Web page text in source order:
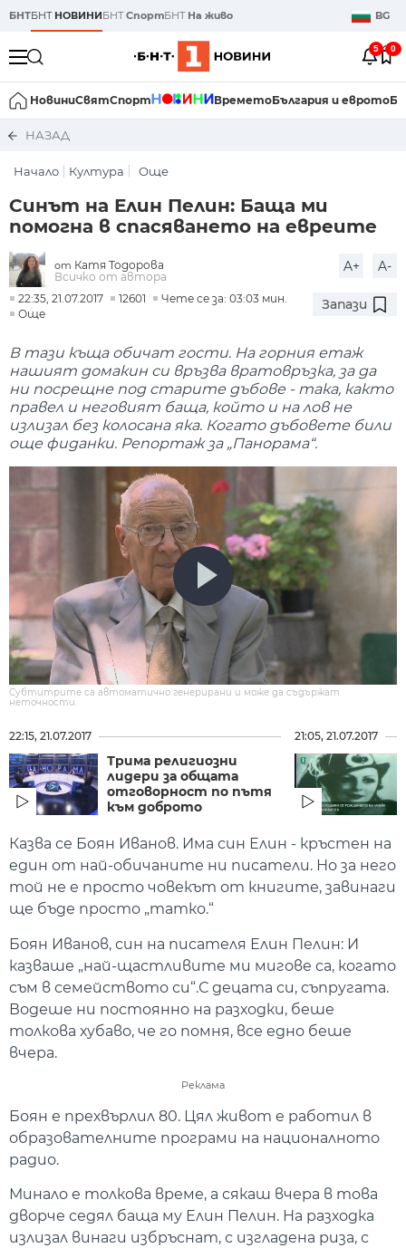
БНТБНТ НОВИНИБНТСпортБНТ На живо BG
5 0
НовиниСвятСпорт ВреметоБългария и еврото
НАЗАД
Начало Култура Още
Синът на Елин Пелин: Баща ми
помогна в спасяването на евреите
от Катя Тодорова
Всичко от автора
A+ A-
22:35, 21.07.2017 12601
Чете се за: 03:03 мин.
Още
Запази
В тази къща обичат гости. На горния етаж
нашият домакин си връзва вратовръзка, за да
ни посрещне под старите дъбове - така, както
правел и неговият баща, който и на лов не
излизал без колосана яка. Когато дъбовете били
още фиданки. Репортаж за „Панорама“.
Субтитрите са автоматично генерирани и може да съдържат
неточности.
22:15, 21.07.2017
Трима религиозни
лидери за общата
отговорност по пътя
към доброто
21:05, 21.07.2017
Казва се Боян Иванов. Има син Елин - кръстен на
един от най-обичаните ни писатели. Но за него
той не е просто човекът от книгите, завинаги
ще бъде просто „татко.“
Боян Иванов, син на писателя Елин Пелин: И
казваше „най-щастливите ми мигове са, когато
съм в семейството си“.С децата си, съпругата.
Водеше ни постоянно на разходки, беше
толкова хубаво, че го помня, все едно беше
вчера.
Реклама
Боян е прехвърлил 80. Цял живот е работил в
образователните програми на националното
радио.
Минало е толкова време, а сякаш вчера в това
дворче седял баща му Елин Пелин. На разходка
излизал винаги избръснат, с изгладена риза, с